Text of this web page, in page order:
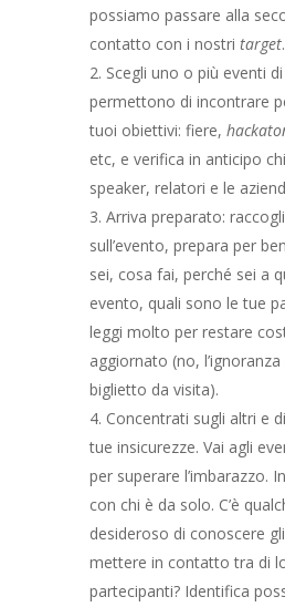
possiamo passare alla
contatto con i nostri target.
Scegli uno o più eventi
permettono di incontrare
tuoi obiettivi: fiere,
etc, e verifica in anticipo
speaker, relatori e le
Arriva preparato:
sull’evento, prepara per
sei, cosa fai, perché sei a
evento, quali sono le tue
leggi molto per restare
aggiornato (no,
biglietto da visita).
Concentrati sugli altri e
tue insicurezze. Vai agli
per superare l’imbarazzo.
con chi è da solo. C’è
desideroso di conoscere
mettere in contatto tra di
partecipanti? Identifica